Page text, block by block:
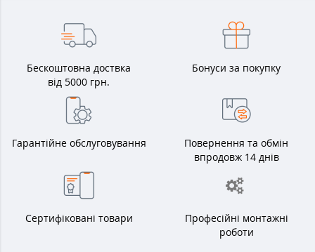
Бескоштовна доствка
від 5000 грн.
Бонуси за покупку
Гарантійне обслуговування
Повернення та обмін
впродовж 14 днів
Сертифіковані товари
Професійні монтажні
роботи